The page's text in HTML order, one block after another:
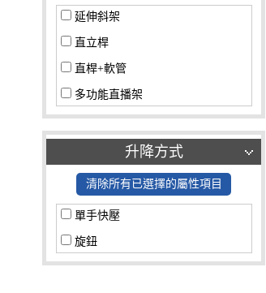
延伸斜架
直立桿
直桿+軟管
多功能直播架
升降方式
清除所有已選擇的屬性項目
單手快壓
旋鈕